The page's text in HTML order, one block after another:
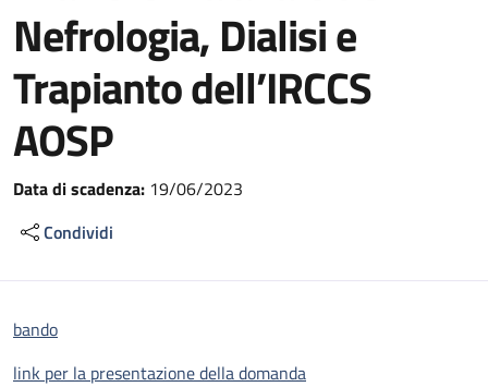
Nefrologia, Dialisi e
Trapianto dell’IRCCS
AOSP
Data di scadenza: 19/06/2023
Condividi
bando
link per la presentazione della domanda